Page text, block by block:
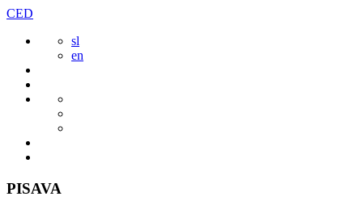
Preskoči
vsebine
CED
sl
en
PISAVA